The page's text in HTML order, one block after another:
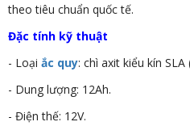
theo tiêu chuẩn quốc tế.
Đặc tính kỹ thuật
- Loại ắc quy: chì axit kiểu kín
- Dung lượng: 12Ah.
- Điện thế: 12V.